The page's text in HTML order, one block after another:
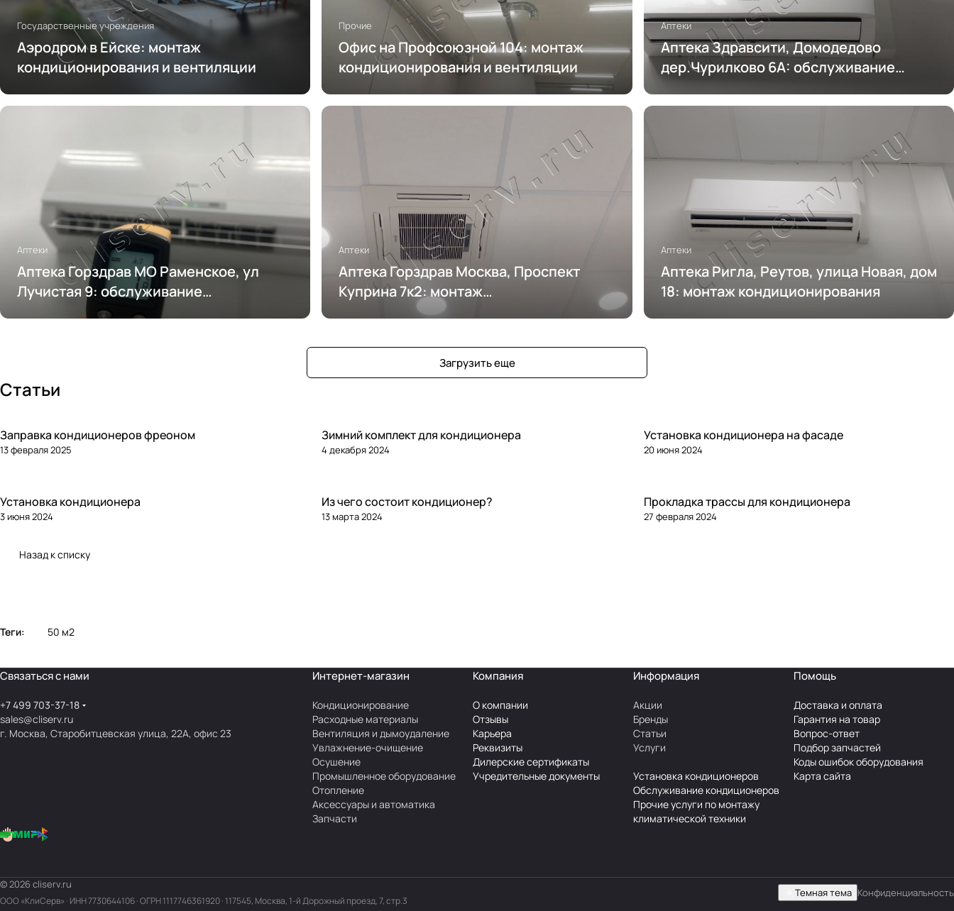
Государственные учреждения
Аэродром в Ейске: монтаж
кондиционирования и вентиляции
Прочие
Офис на Профсоюзной 104: монтаж
кондиционирования и вентиляции
Аптеки
Аптека Здравсити, Домодедово
дер.Чурилково 6А: обслуживание
Аптеки
Аптека Горздрав МО Раменское, ул
Лучистая 9: обслуживание
кондиционирования
Аптеки
Аптека Горздрав Москва, Проспект
Куприна 7к2: монтаж
кондиционирования
Аптеки
Аптека Ригла, Реутов, улица Новая, дом
18: монтаж кондиционирования
Загрузить еще
Статьи
Заправка кондиционеров фреоном
13 февраля 2025
Зимний комплект для кондиционера
4 декабря 2024
Установка кондиционера на фасаде
20 июня 2024
Установка кондиционера
3 июня 2024
Из чего состоит кондиционер?
13 марта 2024
Прокладка трассы для кондиционера
27 февраля 2024
Назад к списку
Теги: 50 м2
Связаться с нами
+7 499 703-37-18
sales@cliserv.ru
г. Москва, Старобитцевская улица, 22А, офис 23
Интернет-магазин
Кондиционирование
Расходные материалы
Вентиляция и дымоудаление
Увлажнение-очищение
Осушение
Промышленное оборудование
Отопление
Аксессуары и автоматика
Запчасти
Компания
О компании
Отзывы
Карьера
Реквизиты
Дилерские сертификаты
Учредительные документы
Информация
Акции
Бренды
Статьи
Услуги
Установка кондиционеров
Обслуживание кондиционеров
Прочие услуги по монтажу
климатической техники
Помощь
Доставка и оплата
Гарантия на товар
Вопрос-ответ
Подбор запчастей
Коды ошибок оборудования
Карта сайта
© 2026 cliserv.ru
ООО «КлиСерв» · ИНН7730644106· ОГРН 1117746361920 · 117545, Москва, 1-й Дорожный проезд, 7, стр.3
Темная тема Конфиденциальность